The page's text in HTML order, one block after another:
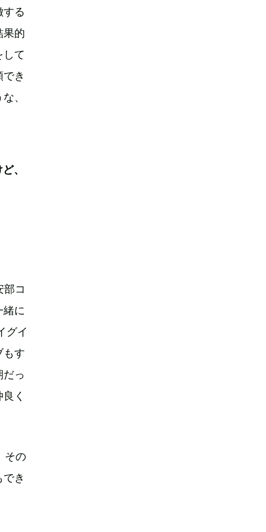
する
果的
して
き
、
、
部コ
緒に
グイ
もす
だっ
く
その
き